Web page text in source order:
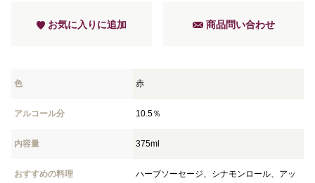
お気に入りに追加 商品問い合わせ
色 赤
アルコール分 10.5％
内容量 375ml
おすすめの料理
ハーブソーセージ、シナモンロール、アッ